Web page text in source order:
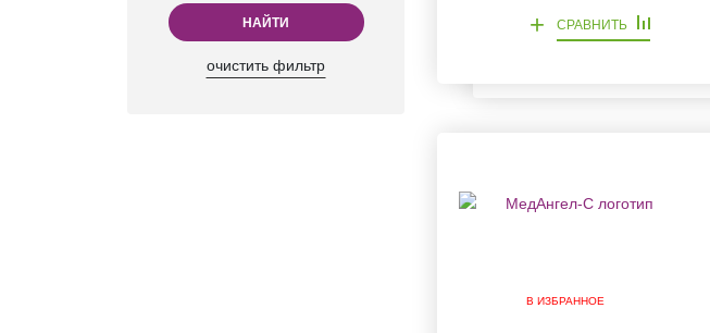
НАЙТИ
очистить фильтр
+ СРАВНИТЬ
В ИЗБРАННОЕ